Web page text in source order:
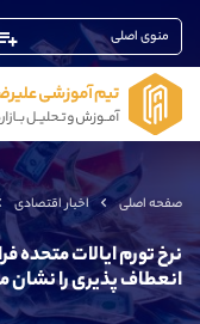
منوی اصلی
صفحه اصلی اخبار اقتصادی
نرخ تورم ایالات متحده
انعطاف پذیری را
پشتیبان فروش (محسن
واتساپ
تلگرام
داخلی
پشتیبان فروش (ایمان